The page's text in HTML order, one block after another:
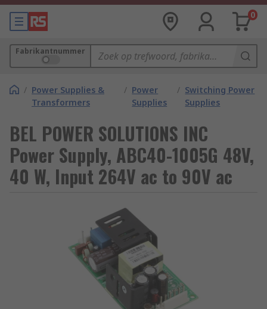
0
Fabrikantnummer
/ Power Supplies &
Transformers
/ Power
Supplies
/ Switching Power
Supplies
BEL POWER SOLUTIONS INC
Power Supply, ABC40-1005G 48V,
40 W, Input 264V ac to 90V ac